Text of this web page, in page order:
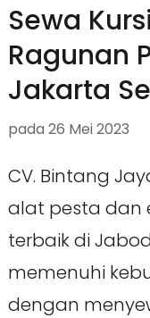
Sewa
Ragunan
Jakarta
pada 26 Mei 2023
CV. Bintang
alat pesta dan
terbaik di
memenuhi
dengan